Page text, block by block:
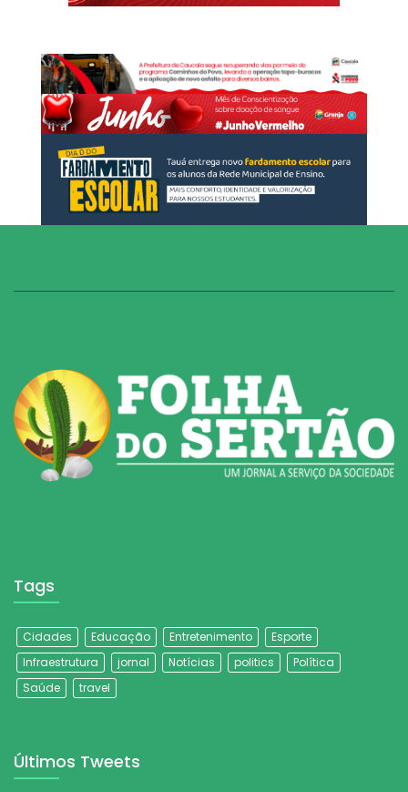
Tags
Cidades Educação Entretenimento
Esporte
Infraestrutura
jornal Notícias politics
Política
Saúde
travel
Últimos Tweets